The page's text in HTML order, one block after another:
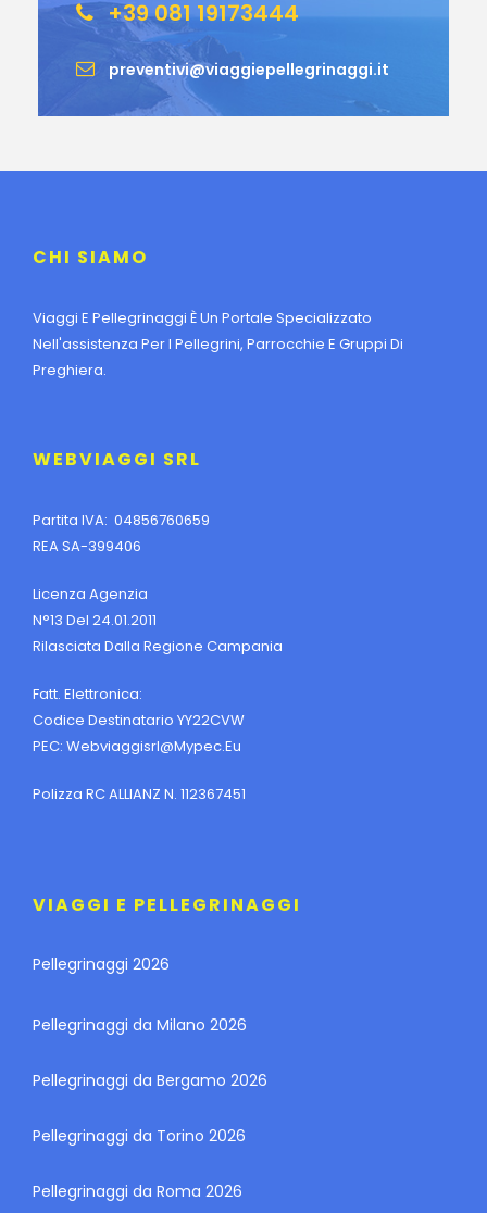
+39 081 19173444
preventivi@viaggiepellegrinaggi.it
CHI SIAMO
Viaggi E Pellegrinaggi È Un Portale Specializzato
Nell'assistenza Per I Pellegrini, Parrocchie E Gruppi Di
Preghiera.
WEBVIAGGI SRL
Partita IVA: 04856760659
REA SA-399406
Licenza Agenzia
N°13 Del 24.01.2011
Rilasciata Dalla Regione Campania
Fatt. Elettronica:
Codice Destinatario YY22CVW
PEC: Webviaggisrl@mypec.eu
Polizza RC ALLIANZ N. 112367451
VIAGGI E PELLEGRINAGGI
Pellegrinaggi 2026
Pellegrinaggi da Milano 2026
Pellegrinaggi da Bergamo 2026
Pellegrinaggi da Torino 2026
Pellegrinaggi da Roma 2026